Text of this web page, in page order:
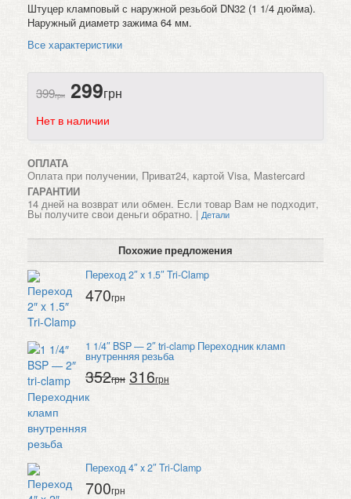
Штуцер кламповый с наружной резьбой DN32 (1 1/4 дюйма).
Наружный диаметр зажима 64 мм.
Все характеристики
399грн 299грн
Нет в наличии
ОПЛАТА
Оплата при получении, Приват24, картой Visa, Mastercard
ГАРАНТИИ
14 дней на возврат или обмен. Если товар Вам не подходит,
Вы получите свои деньги обратно. | Детали
Похожие предложения
Переход 2″ x 1.5″ Tri-Clamp
470грн
1 1/4″ BSP — 2″ tri-clamp Переходник кламп
внутренняя резьба
352грн 316грн
Переход 4″ x 2″ Tri-Clamp
700грн